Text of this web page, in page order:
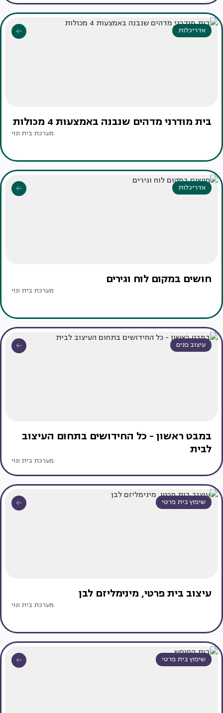
אדריכלות
בית מודרני מדהים שנבנה באמצעות 4 מכולות
מערכת בית ונוי
אדריכלות
חושים במקום לוח וגירים
מערכת בית ונוי
עיצוב פנים
במבט ראשון - כל החידושים בתחום העיצוב
לבית
מערכת בית ונוי
שיפוץ בית פרטי
עיצוב בית פרטי, מינימליזם לבן
מערכת בית ונוי
שיפוץ בית פרטי